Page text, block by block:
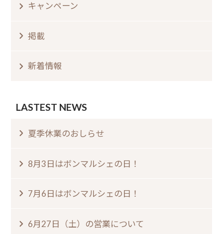
キャンペーン
掲載
新着情報
LASTEST NEWS
夏季休業のおしらせ⁠
8月3日はボンマルシェの日⁠！⁠ ⁠
7月6日はボンマルシェの日⁠！⁠
6月27日（土）の営業について